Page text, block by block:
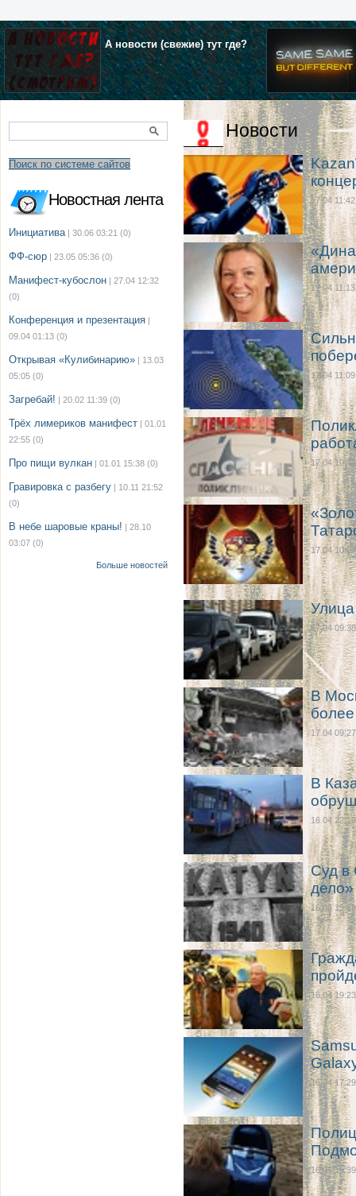
А новости (свежие) тут где?
Поиск по системе сайтов
Новостная лента
Инициатива | 30.06 03:21 (0)
ФФ-сюр | 23.05 05:36 (0)
Манифест-кубослон | 27.04 12:32
(0)
Конференция и презентация |
09.04 01:13 (0)
Открывая «Кулибинарию» | 13.03
05:05 (0)
Загребай! | 20.02 11:39 (0)
Трёх лимериков манифест | 01.01
22:55 (0)
Про пищи вулкан | 01.01 15:38 (0)
Гравировка с разбегу | 10.11 21:52
(0)
В небе шаровые краны! | 28.10
03:07 (0)
Больше новостей
Новости
17.04 11:42
17.04 11:13
17.04 11:09
17.04 10:48
17.04 10:27
17.04 09:38
В
17.04 09:27
В
16.04 22:10
Суд в
16.04 19:39
16.04 19:23
16.04 17:29
16.04 16:39